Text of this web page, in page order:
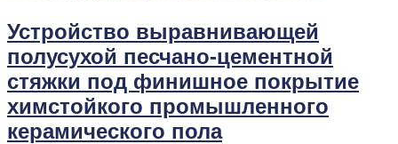
Устройство выравнивающей
полусухой песчано-цементной
стяжки под финишное покрытие
химстойкого промышленного
керамического пола